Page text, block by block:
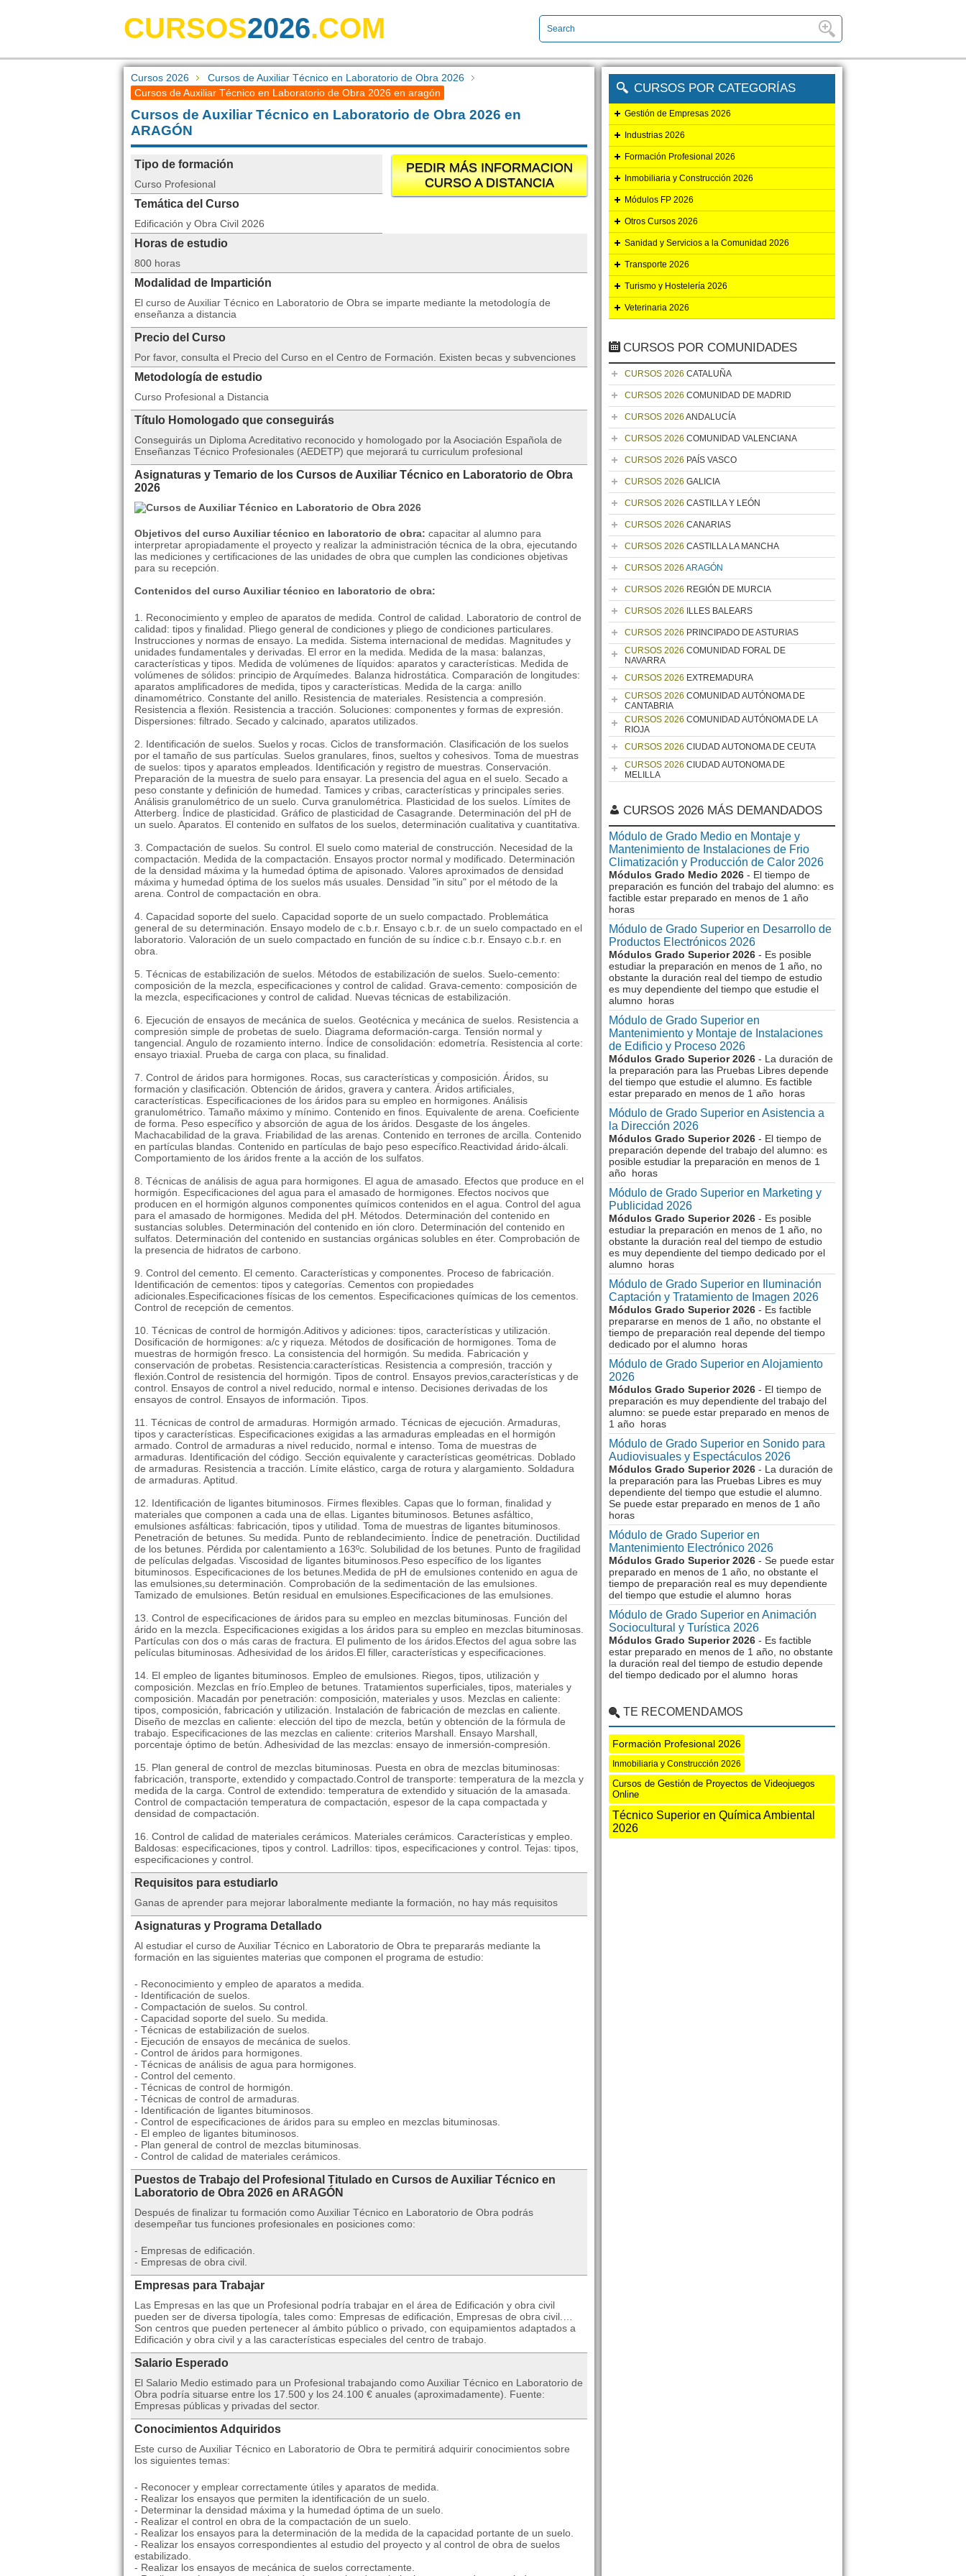
CURSOS2026.COM
Cursos 2026
Cursos de Auxiliar Técnico en Laboratorio de Obra 2026
Cursos de Auxiliar Técnico en Laboratorio de Obra 2026 en aragón
Cursos de Auxiliar Técnico en Laboratorio de Obra 2026 en
ARAGÓN
PEDIR MÁS INFORMACION
CURSO A DISTANCIA
Tipo de formación
Curso Profesional
Temática del Curso
Edificación y Obra Civil 2026
Horas de estudio
800 horas
Modalidad de Impartición
El curso de Auxiliar Técnico en Laboratorio de Obra se imparte mediante la metodología de
enseñanza a distancia
Precio del Curso
Por favor, consulta el Precio del Curso en el Centro de Formación. Existen becas y subvenciones
Metodología de estudio
Curso Profesional a Distancia
Título Homologado que conseguirás
Conseguirás un Diploma Acreditativo reconocido y homologado por la Asociación Española de
Enseñanzas Técnico Profesionales (AEDETP) que mejorará tu curriculum profesional
Asignaturas y Temario de los Cursos de Auxiliar Técnico en Laboratorio de Obra
2026
Objetivos del curso Auxiliar técnico en laboratorio de obra: capacitar al alumno para
interpretar apropiadamente el proyecto y realizar la administración técnica de la obra, ejecutando
las mediciones y certificaciones de las unidades de obra que cumplen las condiciones objetivas
para su recepción.
Contenidos del curso Auxiliar técnico en laboratorio de obra:
1. Reconocimiento y empleo de aparatos de medida. Control de calidad. Laboratorio de control de
calidad: tipos y finalidad. Pliego general de condiciones y pliego de condiciones particulares.
Instrucciones y normas de ensayo. La medida. Sistema internacional de medidas. Magnitudes y
unidades fundamentales y derivadas. El error en la medida. Medida de la masa: balanzas,
características y tipos. Medida de volúmenes de líquidos: aparatos y características. Medida de
volúmenes de sólidos: principio de Arquímedes. Balanza hidrostática. Comparación de longitudes:
aparatos amplificadores de medida, tipos y características. Medida de la carga: anillo
dinamométrico. Constante del anillo. Resistencia de materiales. Resistencia a compresión.
Resistencia a flexión. Resistencia a tracción. Soluciones: componentes y formas de expresión.
Dispersiones: filtrado. Secado y calcinado, aparatos utilizados.
2. Identificación de suelos. Suelos y rocas. Ciclos de transformación. Clasificación de los suelos
por el tamaño de sus partículas. Suelos granulares, finos, sueltos y cohesivos. Toma de muestras
de suelos: tipos y aparatos empleados. Identificación y registro de muestras. Conservación.
Preparación de la muestra de suelo para ensayar. La presencia del agua en el suelo. Secado a
peso constante y definición de humedad. Tamices y cribas, características y principales series.
Análisis granulométrico de un suelo. Curva granulométrica. Plasticidad de los suelos. Límites de
Atterberg. Índice de plasticidad. Gráfico de plasticidad de Casagrande. Determinación del pH de
un suelo. Aparatos. El contenido en sulfatos de los suelos, determinación cualitativa y cuantitativa.
3. Compactación de suelos. Su control. El suelo como material de construcción. Necesidad de la
compactación. Medida de la compactación. Ensayos proctor normal y modificado. Determinación
de la densidad máxima y la humedad óptima de apisonado. Valores aproximados de densidad
máxima y humedad óptima de los suelos más usuales. Densidad "in situ" por el método de la
arena. Control de compactación en obra.
4. Capacidad soporte del suelo. Capacidad soporte de un suelo compactado. Problemática
general de su determinación. Ensayo modelo de c.b.r. Ensayo c.b.r. de un suelo compactado en el
laboratorio. Valoración de un suelo compactado en función de su índice c.b.r. Ensayo c.b.r. en
obra.
5. Técnicas de estabilización de suelos. Métodos de estabilización de suelos. Suelo-cemento:
composición de la mezcla, especificaciones y control de calidad. Grava-cemento: composición de
la mezcla, especificaciones y control de calidad. Nuevas técnicas de estabilización.
6. Ejecución de ensayos de mecánica de suelos. Geotécnica y mecánica de suelos. Resistencia a
compresión simple de probetas de suelo. Diagrama deformación-carga. Tensión normal y
tangencial. Angulo de rozamiento interno. Índice de consolidación: edometría. Resistencia al corte:
ensayo triaxial. Prueba de carga con placa, su finalidad.
7. Control de áridos para hormigones. Rocas, sus características y composición. Áridos, su
formación y clasificación. Obtención de áridos, gravera y cantera. Áridos artificiales,
características. Especificaciones de los áridos para su empleo en hormigones. Análisis
granulométrico. Tamaño máximo y mínimo. Contenido en finos. Equivalente de arena. Coeficiente
de forma. Peso específico y absorción de agua de los áridos. Desgaste de los ángeles.
Machacabilidad de la grava. Friabilidad de las arenas. Contenido en terrones de arcilla. Contenido
en partículas blandas. Contenido en partículas de bajo peso específico.Reactividad árido-álcali.
Comportamiento de los áridos frente a la acción de los sulfatos.
8. Técnicas de análisis de agua para hormigones. El agua de amasado. Efectos que produce en el
hormigón. Especificaciones del agua para el amasado de hormigones. Efectos nocivos que
producen en el hormigón algunos componentes químicos contenidos en el agua. Control del agua
para el amasado de hormigones. Medida del pH. Métodos. Determinación del contenido en
sustancias solubles. Determinación del contenido en ión cloro. Determinación del contenido en
sulfatos. Determinación del contenido en sustancias orgánicas solubles en éter. Comprobación de
la presencia de hidratos de carbono.
9. Control del cemento. El cemento. Características y componentes. Proceso de fabricación.
Identificación de cementos: tipos y categorías. Cementos con propiedades
adicionales.Especificaciones físicas de los cementos. Especificaciones químicas de los cementos.
Control de recepción de cementos.
10. Técnicas de control de hormigón.Aditivos y adiciones: tipos, características y utilización.
Dosificación de hormigones: a/c y riqueza. Métodos de dosificación de hormigones. Toma de
muestras de hormigón fresco. La consistencia del hormigón. Su medida. Fabricación y
conservación de probetas. Resistencia:características. Resistencia a compresión, tracción y
flexión.Control de resistencia del hormigón. Tipos de control. Ensayos previos,características y de
control. Ensayos de control a nivel reducido, normal e intenso. Decisiones derivadas de los
ensayos de control. Ensayos de información. Tipos.
11. Técnicas de control de armaduras. Hormigón armado. Técnicas de ejecución. Armaduras,
tipos y características. Especificaciones exigidas a las armaduras empleadas en el hormigón
armado. Control de armaduras a nivel reducido, normal e intenso. Toma de muestras de
armaduras. Identificación del código. Sección equivalente y características geométricas. Doblado
de armaduras. Resistencia a tracción. Límite elástico, carga de rotura y alargamiento. Soldadura
de armaduras. Aptitud.
12. Identificación de ligantes bituminosos. Firmes flexibles. Capas que lo forman, finalidad y
materiales que componen a cada una de ellas. Ligantes bituminosos. Betunes asfáltico,
emulsiones asfálticas: fabricación, tipos y utilidad. Toma de muestras de ligantes bituminosos.
Penetración de betunes. Su medida. Punto de reblandecimiento. Índice de penetración. Ductilidad
de los betunes. Pérdida por calentamiento a 163ºc. Solubilidad de los betunes. Punto de fragilidad
de películas delgadas. Viscosidad de ligantes bituminosos.Peso específico de los ligantes
bituminosos. Especificaciones de los betunes.Medida de pH de emulsiones contenido en agua de
las emulsiones,su determinación. Comprobación de la sedimentación de las emulsiones.
Tamizado de emulsiones. Betún residual en emulsiones.Especificaciones de las emulsiones.
13. Control de especificaciones de áridos para su empleo en mezclas bituminosas. Función del
árido en la mezcla. Especificaciones exigidas a los áridos para su empleo en mezclas bituminosas.
Partículas con dos o más caras de fractura. El pulimento de los áridos.Efectos del agua sobre las
películas bituminosas. Adhesividad de los áridos.El filler, características y especificaciones.
14. El empleo de ligantes bituminosos. Empleo de emulsiones. Riegos, tipos, utilización y
composición. Mezclas en frío.Empleo de betunes. Tratamientos superficiales, tipos, materiales y
composición. Macadán por penetración: composición, materiales y usos. Mezclas en caliente:
tipos, composición, fabricación y utilización. Instalación de fabricación de mezclas en caliente.
Diseño de mezclas en caliente: elección del tipo de mezcla, betún y obtención de la fórmula de
trabajo. Especificaciones de las mezclas en caliente: criterios Marshall. Ensayo Marshall,
porcentaje óptimo de betún. Adhesividad de las mezclas: ensayo de inmersión-compresión.
15. Plan general de control de mezclas bituminosas. Puesta en obra de mezclas bituminosas:
fabricación, transporte, extendido y compactado.Control de transporte: temperatura de la mezcla y
medida de la carga. Control de extendido: temperatura de extendido y situación de la amasada.
Control de compactación temperatura de compactación, espesor de la capa compactada y
densidad de compactación.
16. Control de calidad de materiales cerámicos. Materiales cerámicos. Características y empleo.
Baldosas: especificaciones, tipos y control. Ladrillos: tipos, especificaciones y control. Tejas: tipos,
especificaciones y control.
Requisitos para estudiarlo
Ganas de aprender para mejorar laboralmente mediante la formación, no hay más requisitos
Asignaturas y Programa Detallado
Al estudiar el curso de Auxiliar Técnico en Laboratorio de Obra te prepararás mediante la
formación en las siguientes materias que componen el programa de estudio:
- Reconocimiento y empleo de aparatos a medida.
- Identificación de suelos.
- Compactación de suelos. Su control.
- Capacidad soporte del suelo. Su medida.
- Técnicas de estabilización de suelos.
- Ejecución de ensayos de mecánica de suelos.
- Control de áridos para hormigones.
- Técnicas de análisis de agua para hormigones.
- Control del cemento.
- Técnicas de control de hormigón.
- Técnicas de control de armaduras.
- Identificación de ligantes bituminosos.
- Control de especificaciones de áridos para su empleo en mezclas bituminosas.
- El empleo de ligantes bituminosos.
- Plan general de control de mezclas bituminosas.
- Control de calidad de materiales cerámicos.
Puestos de Trabajo del Profesional Titulado en Cursos de Auxiliar Técnico en
Laboratorio de Obra 2026 en ARAGÓN
Después de finalizar tu formación como Auxiliar Técnico en Laboratorio de Obra podrás
desempeñar tus funciones profesionales en posiciones como:
- Empresas de edificación.
- Empresas de obra civil.
Empresas para Trabajar
Las Empresas en las que un Profesional podría trabajar en el área de Edificación y obra civil
pueden ser de diversa tipología, tales como: Empresas de edificación, Empresas de obra civil.…
Son centros que pueden pertenecer al ámbito público o privado, con equipamientos adaptados a
Edificación y obra civil y a las características especiales del centro de trabajo.
Salario Esperado
El Salario Medio estimado para un Profesional trabajando como Auxiliar Técnico en Laboratorio de
Obra podría situarse entre los 17.500 y los 24.100 € anuales (aproximadamente). Fuente:
Empresas públicas y privadas del sector.
Conocimientos Adquiridos
Este curso de Auxiliar Técnico en Laboratorio de Obra te permitirá adquirir conocimientos sobre
los siguientes temas:
- Reconocer y emplear correctamente útiles y aparatos de medida.
- Realizar los ensayos que permiten la identificación de un suelo.
- Determinar la densidad máxima y la humedad óptima de un suelo.
- Realizar el control en obra de la compactación de un suelo.
- Realizar los ensayos para la determinación de la medida de la capacidad portante de un suelo.
- Realizar los ensayos correspondientes al estudio del proyecto y al control de obra de suelos
estabilizado.
- Realizar los ensayos de mecánica de suelos correctamente.
CURSOS POR CATEGORÍAS
Gestión de Empresas 2026
Industrias 2026
Formación Profesional 2026
Inmobiliaria y Construcción 2026
Módulos FP 2026
Otros Cursos 2026
Sanidad y Servicios a la Comunidad 2026
Transporte 2026
Turismo y Hostelería 2026
Veterinaria 2026
CURSOS POR COMUNIDADES
CURSOS 2026 CATALUÑA
CURSOS 2026 COMUNIDAD DE MADRID
CURSOS 2026 ANDALUCÍA
CURSOS 2026 COMUNIDAD VALENCIANA
CURSOS 2026 PAÍS VASCO
CURSOS 2026 GALICIA
CURSOS 2026 CASTILLA Y LEÓN
CURSOS 2026 CANARIAS
CURSOS 2026 CASTILLA LA MANCHA
CURSOS 2026 ARAGÓN
CURSOS 2026 REGIÓN DE MURCIA
CURSOS 2026 ILLES BALEARS
CURSOS 2026 PRINCIPADO DE ASTURIAS
CURSOS 2026 COMUNIDAD FORAL DE
NAVARRA
CURSOS 2026 EXTREMADURA
CURSOS 2026 COMUNIDAD AUTÓNOMA DE
CANTABRIA
CURSOS 2026 COMUNIDAD AUTÓNOMA DE LA
RIOJA
CURSOS 2026 CIUDAD AUTONOMA DE CEUTA
CURSOS 2026 CIUDAD AUTONOMA DE
MELILLA
CURSOS 2026 MÁS DEMANDADOS
Módulo de Grado Medio en Montaje y
Mantenimiento de Instalaciones de Frio
Climatización y Producción de Calor 2026
Módulos Grado Medio 2026 - El tiempo de
preparación es función del trabajo del alumno: es
factible estar preparado en menos de 1 año
horas
Módulo de Grado Superior en Desarrollo de
Productos Electrónicos 2026
Módulos Grado Superior 2026 - Es posible
estudiar la preparación en menos de 1 año, no
obstante la duración real del tiempo de estudio
es muy dependiente del tiempo que estudie el
alumno horas
Módulo de Grado Superior en
Mantenimiento y Montaje de Instalaciones
de Edificio y Proceso 2026
Módulos Grado Superior 2026 - La duración de
la preparación para las Pruebas Libres depende
del tiempo que estudie el alumno. Es factible
estar preparado en menos de 1 año horas
Módulo de Grado Superior en Asistencia a
la Dirección 2026
Módulos Grado Superior 2026 - El tiempo de
preparación depende del trabajo del alumno: es
posible estudiar la preparación en menos de 1
año horas
Módulo de Grado Superior en Marketing y
Publicidad 2026
Módulos Grado Superior 2026 - Es posible
estudiar la preparación en menos de 1 año, no
obstante la duración real del tiempo de estudio
es muy dependiente del tiempo dedicado por el
alumno horas
Módulo de Grado Superior en Iluminación
Captación y Tratamiento de Imagen 2026
Módulos Grado Superior 2026 - Es factible
prepararse en menos de 1 año, no obstante el
tiempo de preparación real depende del tiempo
dedicado por el alumno horas
Módulo de Grado Superior en Alojamiento
2026
Módulos Grado Superior 2026 - El tiempo de
preparación es muy dependiente del trabajo del
alumno: se puede estar preparado en menos de
1 año horas
Módulo de Grado Superior en Sonido para
Audiovisuales y Espectáculos 2026
Módulos Grado Superior 2026 - La duración de
la preparación para las Pruebas Libres es muy
dependiente del tiempo que estudie el alumno.
Se puede estar preparado en menos de 1 año
horas
Módulo de Grado Superior en
Mantenimiento Electrónico 2026
Módulos Grado Superior 2026 - Se puede estar
preparado en menos de 1 año, no obstante el
tiempo de preparación real es muy dependiente
del tiempo que estudie el alumno horas
Módulo de Grado Superior en Animación
Sociocultural y Turística 2026
Módulos Grado Superior 2026 - Es factible
estar preparado en menos de 1 año, no obstante
la duración real del tiempo de estudio depende
del tiempo dedicado por el alumno horas
TE RECOMENDAMOS
Formación Profesional 2026
Inmobiliaria y Construcción 2026
Cursos de Gestión de Proyectos de Videojuegos
Online
Técnico Superior en Química Ambiental
2026